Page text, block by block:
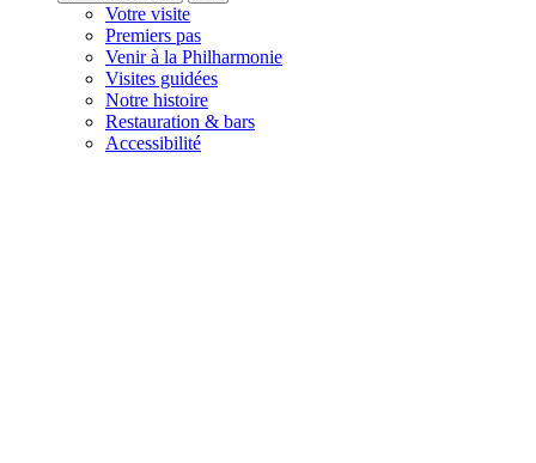
Votre visite
Premiers pas
Venir à la Philharmonie
Visites guidées
Notre histoire
Restauration & bars
Accessibilité